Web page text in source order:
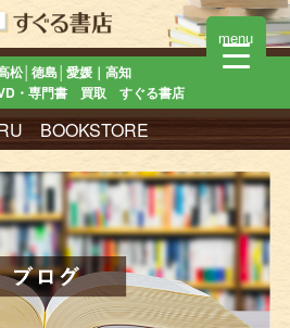
松│徳島│愛媛｜高知
・専門書 買取 すぐる書店
BOOKSTORE
menu